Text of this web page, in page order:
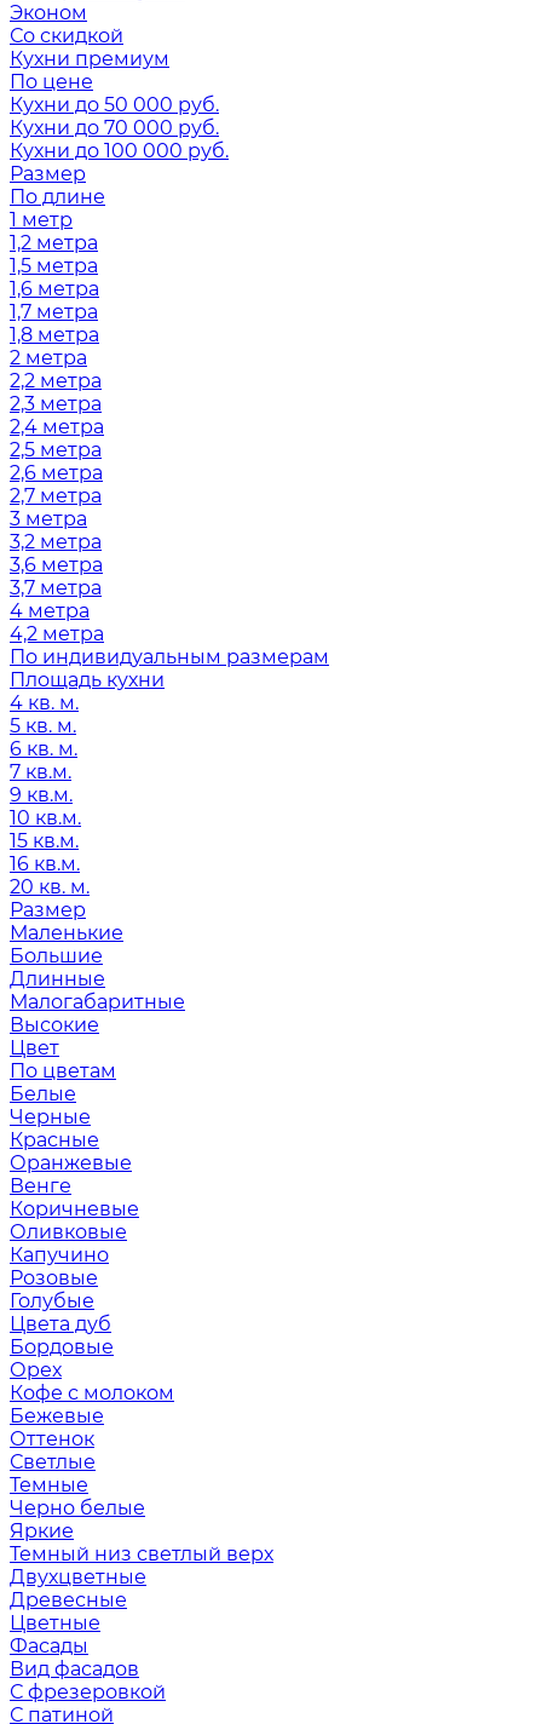
Эконом
Со скидкой
Кухни премиум
По цене
Кухни до 50 000 руб.
Кухни до 70 000 руб.
Кухни до 100 000 руб.
Размер
По длине
1 метр
1,2 метра
1,5 метра
1,6 метра
1,7 метра
1,8 метра
2 метра
2,2 метра
2,3 метра
2,4 метра
2,5 метра
2,6 метра
2,7 метра
3 метра
3,2 метра
3,6 метра
3,7 метра
4 метра
4,2 метра
По индивидуальным размерам
Площадь кухни
4 кв. м.
5 кв. м.
6 кв. м.
7 кв.м.
9 кв.м.
10 кв.м.
15 кв.м.
16 кв.м.
20 кв. м.
Размер
Маленькие
Большие
Длинные
Малогабаритные
Высокие
Цвет
По цветам
Белые
Черные
Красные
Оранжевые
Венге
Коричневые
Оливковые
Капучино
Розовые
Голубые
Цвета дуб
Бордовые
Орех
Кофе с молоком
Бежевые
Оттенок
Светлые
Темные
Черно белые
Яркие
Темный низ светлый верх
Двухцветные
Древесные
Цветные
Фасады
Вид фасадов
С фрезеровкой
С патиной